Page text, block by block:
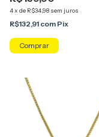
4x de R$34,98 sem juros
R$132,91 com Pix